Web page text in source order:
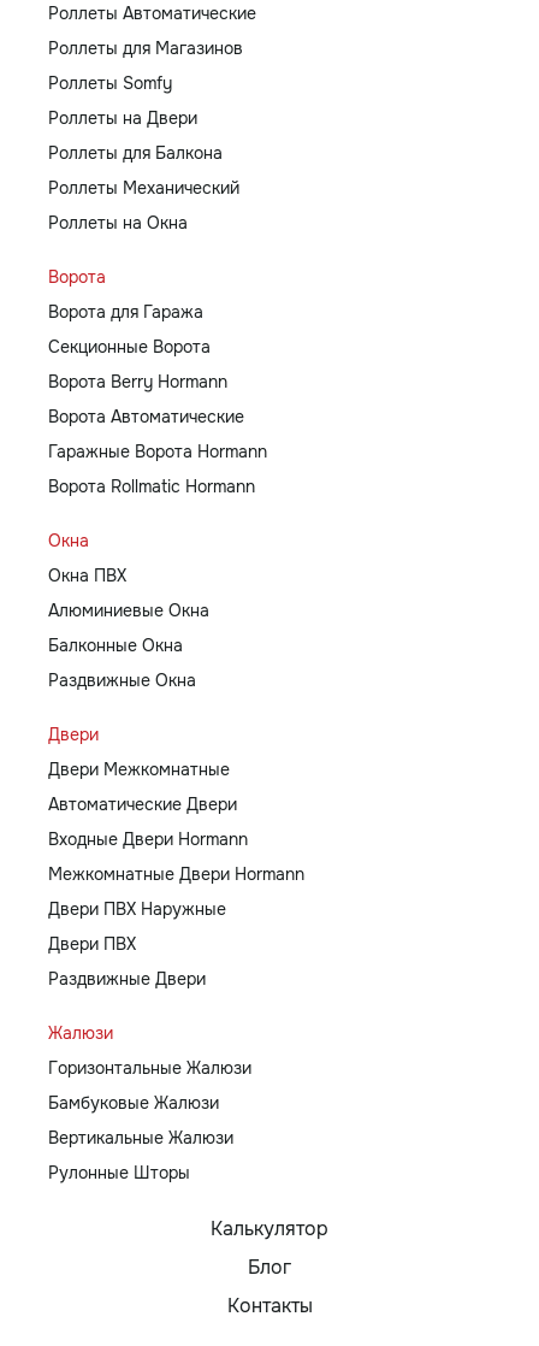
Роллеты Автоматические
Роллеты для Магазинов
Роллеты Somfy
Роллеты на Двери
Роллеты для Балкона
Роллеты Механический
Роллеты на Окна
Ворота
Ворота для Гаража
Секционные Ворота
Ворота Berry Hormann
Ворота Автоматические
Гаражные Ворота Hormann
Ворота Rollmatic Hormann
Окна
Окна ПВХ
Алюминиевые Окна
Балконные Окна
Раздвижные Окна
Двери
Двери Межкомнатные
Автоматические Двери
Входные Двери Hormann
Межкомнатные Двери Hormann
Двери ПВХ Наружные
Двери ПВХ
Раздвижные Двери
Жалюзи
Горизонтальные Жалюзи
Бамбуковые Жалюзи
Вертикальные Жалюзи
Рулонные Шторы
Калькулятор
Блог
Контакты